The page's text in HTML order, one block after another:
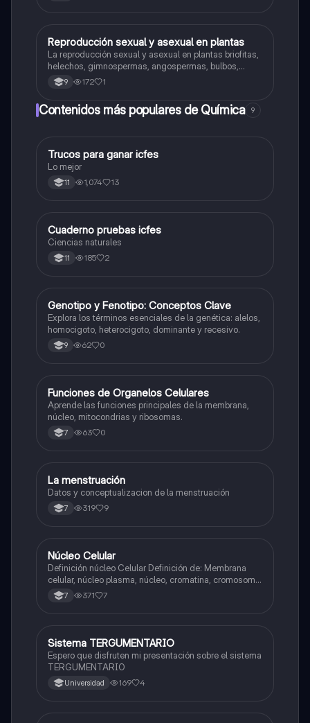
Biologia
Reproducción sexual y asexual en plantas
La reproducción sexual y asexual en plantas briofitas,
helechos, gimnospermas, angospermas, bulbos,
rizomas, tubérculos y estolones.
9 172 1
Contenidos más populares de Química 9
Química
Trucos para ganar icfes
Lo mejor
11 1,074 13
Biologia
Cuaderno pruebas icfes
Ciencias naturales
11 185 2
GBiologia
Genotipo y Fenotipo: Conceptos Clave
Explora los términos esenciales de la genética: alelos,
homocigoto, heterocigoto, dominante y recesivo.
9 62 0
FBiologia
Funciones de Organelos Celulares
Aprende las funciones principales de la membrana,
núcleo, mitocondrias y ribosomas.
7 63 0
Biologia
La menstruación
Datos y conceptualizacion de la menstruación
7 319 9
Biologia
Núcleo Celular
Definición núcleo Celular Definición de: Membrana
celular, núcleo plasma, núcleo, cromatina, cromosoma
Interfase Fases de la interfase
7 371 7
Biologia
Sistema TERGUMENTARIO
Espero que disfruten mi presentación sobre el sistema
TERGUMENTARIO
Universidad 169 4